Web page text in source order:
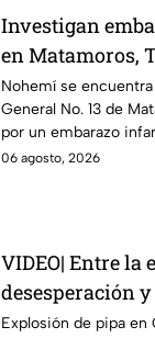
Investigan
en Matamoros,
con Nohemí?
Nohemí se
General No. 13 de
por un embarazo
ya investiga.
06 agosto, 2026
VIDEO| Entre la
desesperación
adultos desatan
Explosión de pipa en